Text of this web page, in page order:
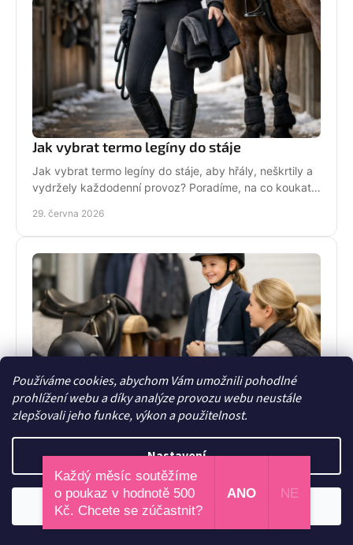
Používáme cookies, abychom Vám umožnili pohodlné
prohlížení webu a díky analýze provozu webu neustále
zlepšovali jeho funkce, výkon a použitelnost.
Nastavení
Odmítnout
Jak vybrat termo legíny do stáje
Jak vybrat termo legíny do stáje, aby hřály, neškrtily a
vydržely každodenní provoz? Poradíme, na co koukat
29. června 2026
Průvodce velikostmi dětského jezdeckého
oblečení
vedle u bund, legín i triček.
27. června 2026
Každý měsíc soutěžíme
o poukaz v hodnotě 500
Kč. Chcete se zúčastnit?
ANO NE